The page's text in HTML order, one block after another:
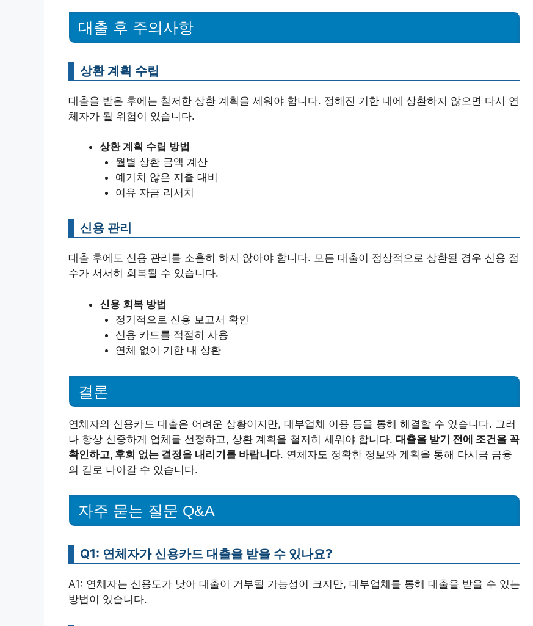
대출 후 주의사항
상환 계획 수립
대출을 받은 후에는 철저한 상환 계획을 세워야 합니다. 정해진 기한 내에 상환하지 않으면 다시 연
체자가 될 위험이 있습니다.
상환 계획 수립 방법
월별 상환 금액 계산
예기치 않은 지출 대비
여유 자금 리서치
신용 관리
대출 후에도 신용 관리를 소홀히 하지 않아야 합니다. 모든 대출이 정상적으로 상환될 경우 신용 점
수가 서서히 회복될 수 있습니다.
신용 회복 방법
정기적으로 신용 보고서 확인
신용 카드를 적절히 사용
연체 없이 기한 내 상환
결론
연체자의 신용카드 대출은 어려운 상황이지만, 대부업체 이용 등을 통해 해결할 수 있습니다. 그러
나 항상 신중하게 업체를 선정하고, 상환 계획을 철저히 세워야 합니다. 대출을 받기 전에 조건을 꼭
확인하고, 후회 없는 결정을 내리기를 바랍니다. 연체자도 정확한 정보와 계획을 통해 다시금 금융
의 길로 나아갈 수 있습니다.
자주 묻는 질문 Q&A
Q1: 연체자가 신용카드 대출을 받을 수 있나요?
A1: 연체자는 신용도가 낮아 대출이 거부될 가능성이 크지만, 대부업체를 통해 대출을 받을 수 있는
방법이 있습니다.